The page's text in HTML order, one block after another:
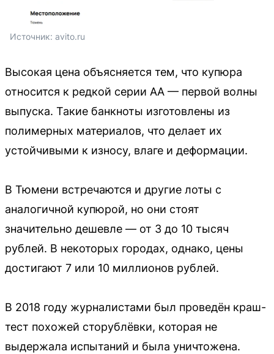
Источник: avito.ru
Высокая цена объясняется тем, что купюра
относится к редкой серии АА — первой волны
выпуска. Такие банкноты изготовлены из
полимерных материалов, что делает их
устойчивыми к износу, влаге и деформации.
В Тюмени встречаются и другие лоты с
аналогичной купюрой, но они стоят
значительно дешевле — от 3 до 10 тысяч
рублей. В некоторых городах, однако, цены
достигают 7 или 10 миллионов рублей.
В 2018 году журналистами был проведён краш-
тест похожей сторублёвки, которая не
выдержала испытаний и была уничтожена.